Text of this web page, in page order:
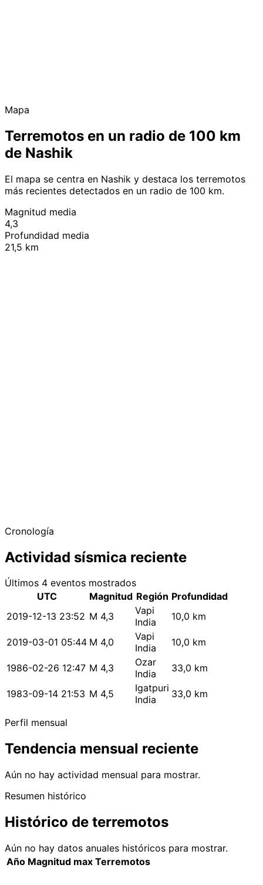
Mapa
Terremotos en un radio de 100 km
de Nashik
El mapa se centra en Nashik y destaca los terremotos
más recientes detectados en un radio de 100 km.
Magnitud media
4,3
Profundidad media
21,5 km
Cronología
Actividad sísmica reciente
Últimos 4 eventos mostrados
UTC
Magnitud Región Profundidad
2019-12-13 23:52 M 4,3
Vapi
India
10,0 km
2019-03-01 05:44 M 4,0
Vapi
India
10,0 km
1986-02-26 12:47 M 4,3
Ozar
India
33,0 km
1983-09-14 21:53 M 4,5
Igatpuri
India
33,0 km
Perfil mensual
Tendencia mensual reciente
Aún no hay actividad mensual para mostrar.
Resumen histórico
Histórico de terremotos
Aún no hay datos anuales históricos para mostrar.
Año Magnitud max Terremotos